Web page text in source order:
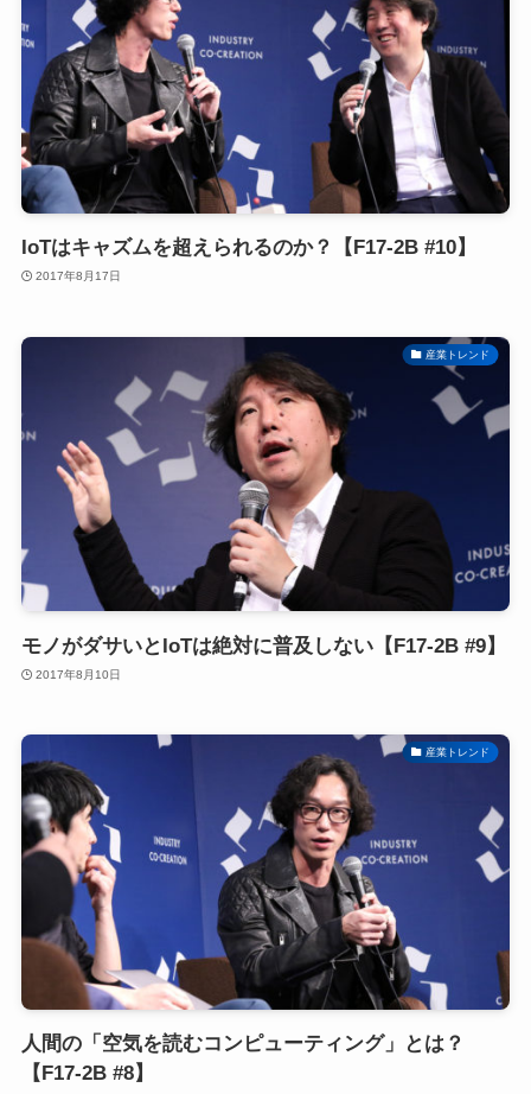
IoTはキャズムを超えられるのか？【F17-2B #10】
2017年8月17日
産業トレンド
モノがダサいとIoTは絶対に普及しない【F17-2B #9】
2017年8月10日
産業トレンド
人間の「空気を読むコンピューティング」とは？
【F17-2B #8】